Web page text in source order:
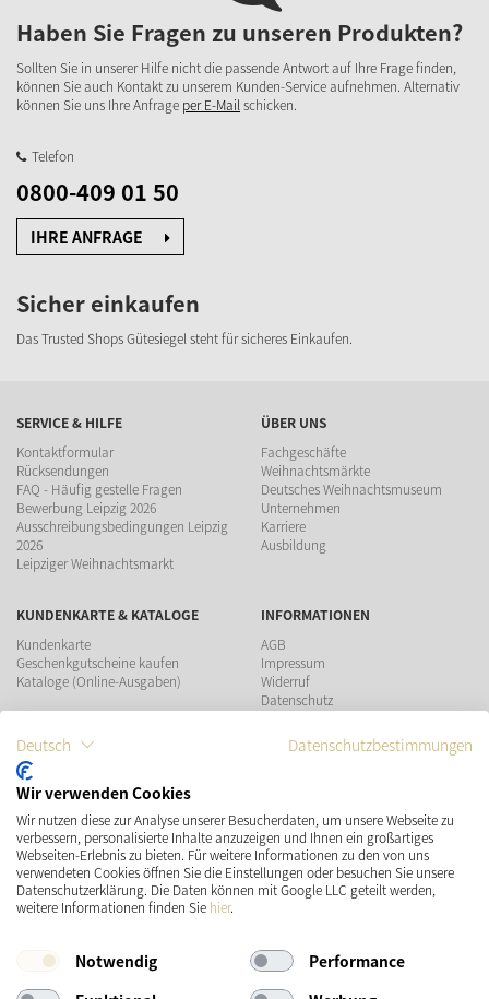
Haben Sie Fragen zu unseren Produkten?
Sollten Sie in unserer Hilfe nicht die passende Antwort auf Ihre Frage finden,
können Sie auch Kontakt zu unserem Kunden-Service aufnehmen. Alternativ
können Sie uns Ihre Anfrage per E-Mailschicken.
Telefon
0800-409 01 50
IHRE ANFRAGE
Sicher einkaufen
Das Trusted Shops Gütesiegel steht für sicheres Einkaufen.
SERVICE & HILFE
Kontaktformular
Rücksendungen
FAQ - Häufig gestelle Fragen
Bewerbung Leipzig 2026
Ausschreibungsbedingungen Leipzig
2026
Leipziger Weihnachtsmarkt
ÜBER UNS
Fachgeschäfte
Weihnachtsmärkte
Deutsches Weihnachtsmuseum
Unternehmen
Karriere
Ausbildung
KUNDENKARTE & KATALOGE
Kundenkarte
Geschenkgutscheine kaufen
Kataloge (Online-Ausgaben)
INFORMATIONEN
AGB
Impressum
Widerruf
Datenschutz
ZAHLUNGSMÖGLICHKEITEN
VERSAND SOCIAL MEDIA
Deutsch Datenschutzbestimmungen
Wir verwenden Cookies
Wir nutzen diese zur Analyse unserer Besucherdaten, um unsere Webseite zu
verbessern, personalisierte Inhalte anzuzeigen und Ihnen ein großartiges
Webseiten-Erlebnis zu bieten. Für weitere Informationen zu den von uns
verwendeten Cookies öffnen Sie die Einstellungen oder besuchen Sie unsere
Datenschutzerklärung. Die Daten können mit Google LLC geteilt werden,
weitere Informationen finden Sie hier.
Notwendig
Performance